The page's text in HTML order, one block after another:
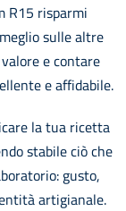
R15 risparmi
sulle altre
e contare
e affidabile.
la tua ricetta
stabile ciò che
gusto,
artigianale.